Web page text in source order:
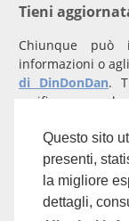
Questo sito
presenti,
la migliore
dettagli,
Tieni
Chiunque può
informazioni o
di DinDonDan.
verifica
con
comunicazioni
Per qualunque